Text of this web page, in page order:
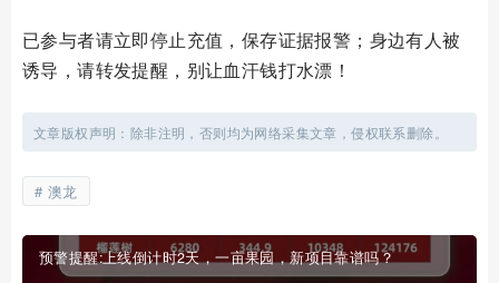
已参与者请立即停止充值，保存证据报警；身边有人被
诱导，请转发提醒，别让血汗钱打水漂！
文章版权声明：除非注明，否则均为网络采集文章，侵权联系删除。
澳龙
预警提醒:上线倒计时2天，一亩果园，新项目靠谱吗？